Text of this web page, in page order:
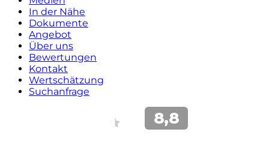
In der Nähe
Dokumente
Angebot
Über uns
Bewertungen
Kontakt
Wertschätzung
Suchanfrage